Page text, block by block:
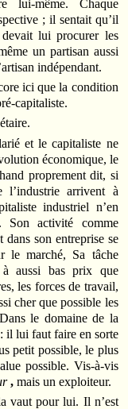
lui-même. Chaque
; il sentait qu’il
lui procurer les
un partisan aussi
indépendant.
ici que la condition
capitaliste.
et le capitaliste ne
économique, le
proprement dit, si
l’industrie arrivent à
industriel n’en
Son activité comme
son entreprise se
le marché, Sa tâche
à aussi bas prix que
les forces de travail,
cher que possible les
le domaine de la
il lui faut faire en sorte
petit possible, le plus
possible. Vis-à-vis
,mais un exploiteur.
vaut pour lui. Il n’est